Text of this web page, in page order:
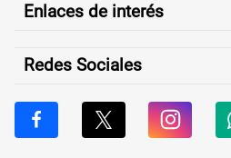
Enlaces de interés
Redes Sociales